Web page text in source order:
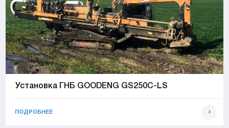
Установка ГНБ GOODENG GS250C-LS
ПОДРОБНЕЕ